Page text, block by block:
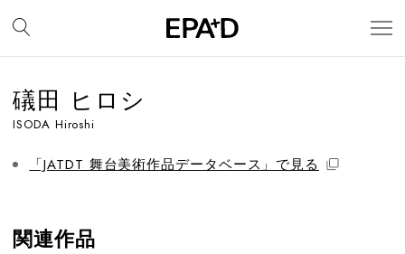
礒田 ヒロシ
ISODA Hiroshi
「JATDT 舞台美術作品データベース」で見る
関連作品